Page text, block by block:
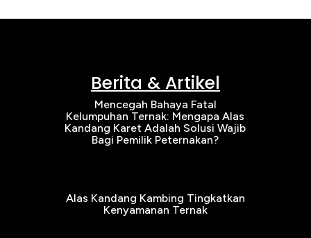
Berita & Artikel
Mencegah Bahaya Fatal
Kelumpuhan Ternak: Mengapa Alas
Kandang Karet Adalah Solusi Wajib
Bagi Pemilik Peternakan?
Alas Kandang Kambing Tingkatkan
Kenyamanan Ternak